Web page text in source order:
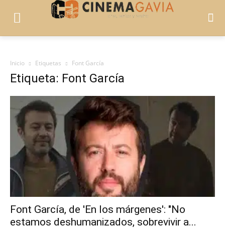
Inicio Etiquetas Font García
Etiqueta: Font García
Font García, de 'En los márgenes': "No
estamos deshumanizados, sobrevivir a...